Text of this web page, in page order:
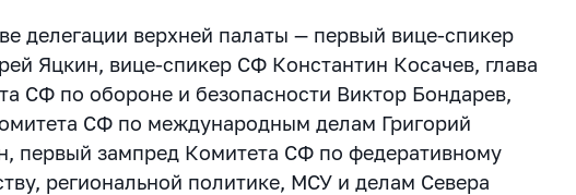
делегации верхней палаты — первый вице-спикер
Яцкин, вице-спикер СФ Константин Косачев, глава
СФ по обороне и безопасности Виктор Бондарев,
СФ по международным делам Григорий
первый зампред Комитета СФ по федеративному
региональной политике, МСУ и делам Севера